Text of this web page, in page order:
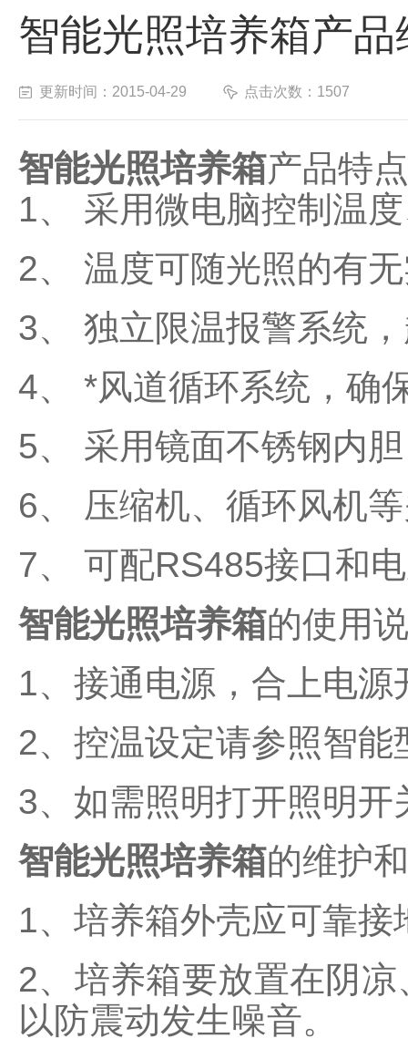
智能光照培养箱产
更新时间：2015-04-29 点击次数：1507
智能光照培养箱产品特
1、 采用微电脑控制温
2、 温度可随光照的有
3、 独立限温报警系统
4、 *风道循环系统，确
5、 采用镜面不锈钢内
6、 压缩机、循环风机
7、 可配RS485接口和
智能光照培养箱的使用
1、接通电源，合上电
2、控温设定请参照智
3、如需照明打开照明开
智能光照培养箱的维护
1、培养箱外壳应可靠接
2、培养箱要放置在阴
以防震动发生噪音。